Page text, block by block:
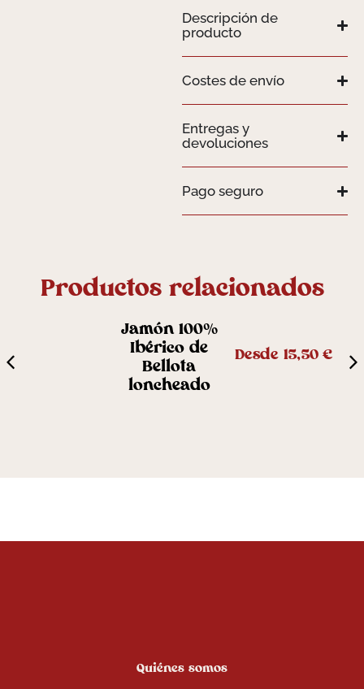
Descripción de
producto
Costes de envío
Entregas y
devoluciones
Pago seguro
Productos relacionados
Jamón 100%
Ibérico de
Bellota
loncheado
Desde15,50€
Quiénes somos